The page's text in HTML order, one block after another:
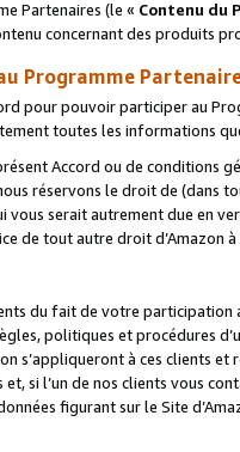
Partenaires (le « Contenu du
concernant des produits
Programme
pour pouvoir participer au
toutes les informations
Accord ou de conditions
réservons le droit de (dans
vous serait autrement due en
de tout autre droit
du fait de votre
politiques et procédures
s’appliqueront à ces clients
si l’un de nos clients vous
figurant sur le Site